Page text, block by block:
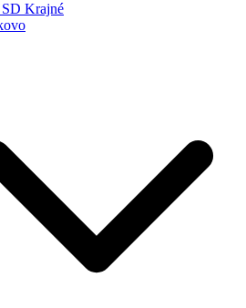
SD Krajné